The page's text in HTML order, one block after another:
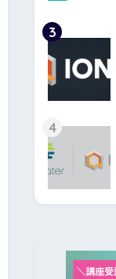
3
4